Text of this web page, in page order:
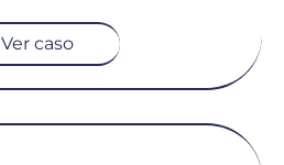
Ver caso